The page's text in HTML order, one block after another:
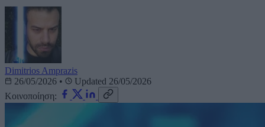
Dimitrios Amprazis
26/05/2026 •
Updated 26/05/2026
Κοινοποίηση: